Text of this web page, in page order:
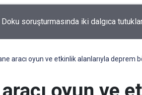
aracı oyun ve etkinlik alanlarıyla deprem